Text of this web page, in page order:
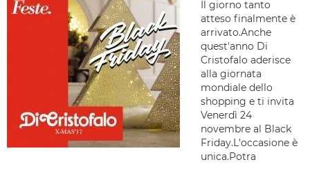
Il giorno tanto
atteso finalmente è
arrivato.Anche
quest'anno Di
Cristofalo aderisce
alla giornata
mondiale dello
shopping e ti invita
Venerdì 24
novembre al Black
Friday.L'occasione è
unica.Potra